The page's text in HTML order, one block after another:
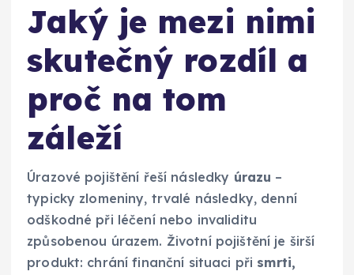
Jaký je mezi nimi
skutečný rozdíl a
proč na tom
záleží
Úrazové pojištění řeší následky úrazu –
typicky zlomeniny, trvalé následky, denní
odškodné při léčení nebo invaliditu
způsobenou úrazem. Životní pojištění je širší
produkt: chrání finanční situaci při smrti,